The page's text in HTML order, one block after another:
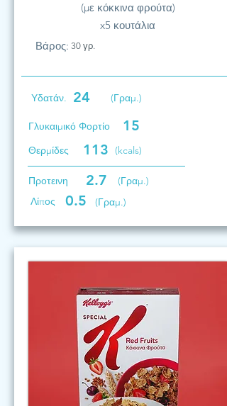
(με κόκκινα φρούτα)
x5 κουτάλια
Βάρος: 30 γρ.
Υδατάν. 24 (Γραμ.)
Γλυκαιμικό Φορτίο 15
Θερμίδες 113 (kcals)
Προτεινη 2.7
(Γραμ.)
Λίπος
0.5 (Γραμ.)